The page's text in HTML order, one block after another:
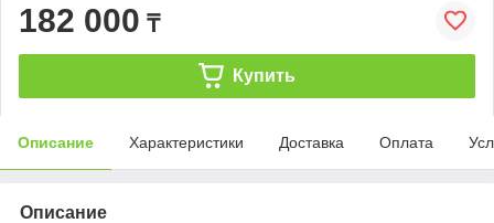
182 000 ₸
Купить
Описание Характеристики Доставка Оплата
Описание